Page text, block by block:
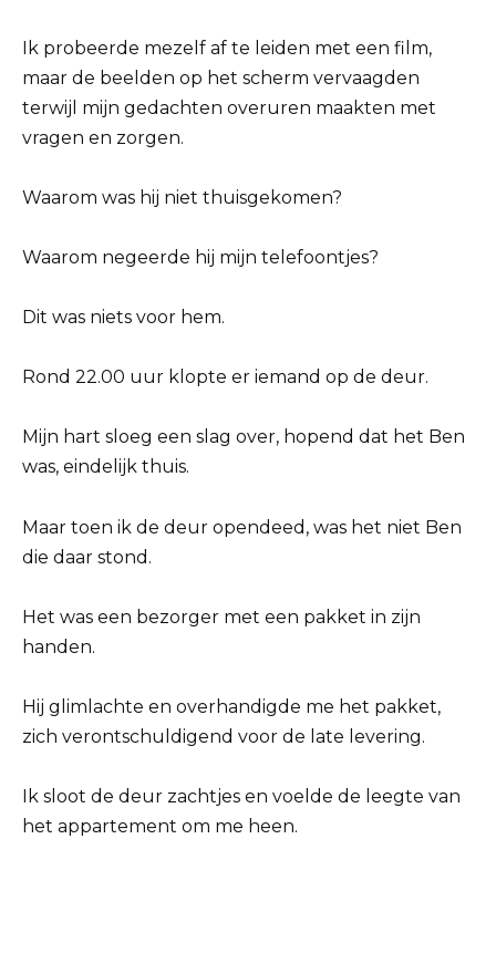
Ik probeerde mezelf af te leiden met een film,
maar de beelden op het scherm vervaagden
terwijl mijn gedachten overuren maakten met
vragen en zorgen.
Waarom was hij niet thuisgekomen?
Waarom negeerde hij mijn telefoontjes?
Dit was niets voor hem.
Rond 22.00 uur klopte er iemand op de deur.
Mijn hart sloeg een slag over, hopend dat het Ben
was, eindelijk thuis.
Maar toen ik de deur opendeed, was het niet Ben
die daar stond.
Het was een bezorger met een pakket in zijn
handen.
Hij glimlachte en overhandigde me het pakket,
zich verontschuldigend voor de late levering.
Ik sloot de deur zachtjes en voelde de leegte van
het appartement om me heen.